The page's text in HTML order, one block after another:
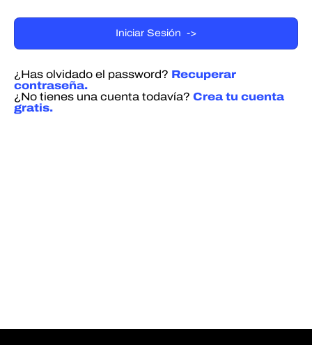
¿Has olvidado el password? Recuperar
contraseña.
¿No tienes una cuenta todavía? Crea tu cuenta
gratis.